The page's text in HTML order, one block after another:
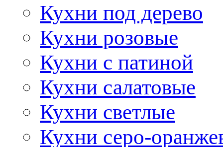
Кухни под дерево
Кухни розовые
Кухни с патиной
Кухни салатовые
Кухни светлые
Кухни серо-